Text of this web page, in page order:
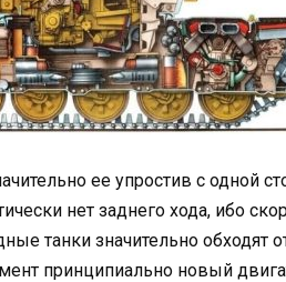
ее упростив с одной
нет заднего хода, ибо
танки значительно обходят
принципиально новый